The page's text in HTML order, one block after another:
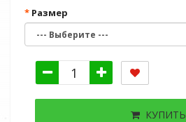
Размер
КУПИТЬ